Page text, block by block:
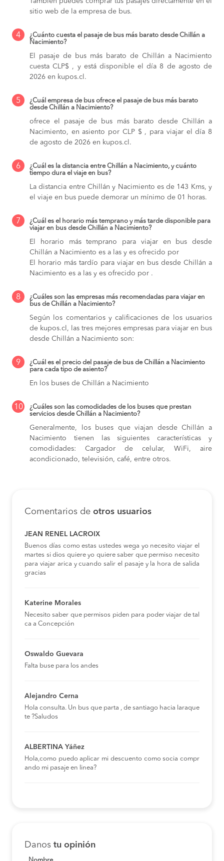
sitio web de la empresa de bus.
4
¿Cuánto cuesta el pasaje de bus más barato desde Chillán a
Nacimiento?
El pasaje de bus más barato de Chillán a Nacimiento
cuesta CLP$ , y está disponible el día 8 de agosto de
2026 en kupos.cl.
5
¿Cuál empresa de bus ofrece el pasaje de bus más barato
desde Chillán a Nacimiento?
ofrece el pasaje de bus más barato desde Chillán a
Nacimiento, en asiento por CLP $ , para viajar el día 8
de agosto de 2026 en kupos.cl.
6
¿Cuál es la distancia entre Chillán a Nacimiento, y cuánto
tiempo dura el viaje en bus?
La distancia entre Chillán y Nacimiento es de 143 Kms, y
el viaje en bus puede demorar un mínimo de 01 horas.
7
¿Cuál es el horario más temprano y más tarde disponible para
viajar en bus desde Chillán a Nacimiento?
El horario más temprano para viajar en bus desde
Chillán a Nacimiento es a las y es ofrecido por
El horario más tardío para viajar en bus desde Chillán a
Nacimiento es a las y es ofrecido por .
8
¿Cuáles son las empresas más recomendadas para viajar en
bus de Chillán a Nacimiento?
Según los comentarios y calificaciones de los usuarios
de kupos.cl, las tres mejores empresas para viajar en bus
desde Chillán a Nacimiento son:
9
¿Cuál es el precio del pasaje de bus de Chillán a Nacimiento
para cada tipo de asiento?
En los buses de Chillán a Nacimiento
10
¿Cuáles son las comodidades de los buses que prestan
servicios desde Chillán a Nacimiento?
Generalmente, los buses que viajan desde Chillán a
Nacimiento tienen las siguientes características y
comodidades: Cargador de celular, WiFi, aire
acondicionado, televisión, café, entre otros.
Comentarios de otros usuarios
JEAN RENEL LACROIX
Buenos días como estas ustedes wega yo necesito viajar el
martes si dios quiere yo quiere saber que permiso necesito
para viajar arica y cuando salir el pasaje y la hora de salida
gracias
Katerine Morales
Necesito saber que permisos piden para poder viajar de tal
ca a Concepción
Oswaldo Guevara
Falta buse para los andes
Alejandro Cerna
Hola consulta. Un bus que parta , de santiago hacia laraque
te ?Saludos
ALBERTINA Yáñez
Hola,como puedo aplicar mi descuento como socia compr
ando mi pasaje en linea?
Danos tu opinión